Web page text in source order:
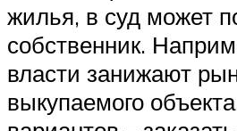
жилья, в суд может
собственник.
власти занижают
выкупаемого